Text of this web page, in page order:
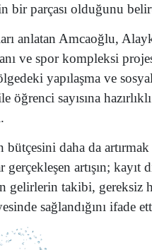
bir parçası olduğunu
anlatan Amcaoğlu,
ve spor kompleksi
yapılaşma ve
öğrenci sayısına
daha da
artışın; kayıt
gelirlerin takibi, gereksiz
sağlandığını ifade